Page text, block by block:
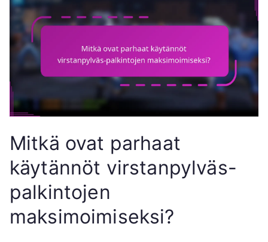
Mitkä ovat parhaat
käytännöt virstanpylväs-
palkintojen
maksimoimiseksi?